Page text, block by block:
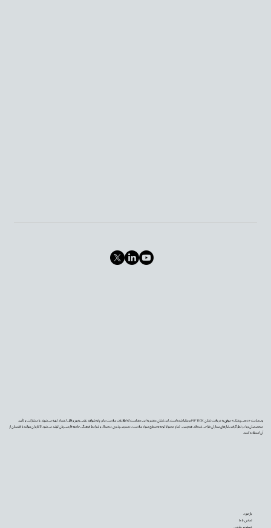
وب‌سایت «دیجی‌پزشک» موفق به دریافت نشان PIF TICK بریتانیا شده است. این نشان معتبر به این معناست که اطلاعات سلامت ما بر پایه شواهد علمی به‌روز و قابل اعتماد تهیه می‌شوند، با مشارکت و تأیید
متخصصان و با در نظر گرفتن نیازهای بیماران طراحی شده‌اند. همچنین، تمام محتوا با توجه به سطح سواد سلامت، دسترس‌پذیری دیجیتال و شرایط فرهنگی جامعه فارسی‌زبان تولید می‌شود تا کاربران بتوانند با اطمینان از
آن استفاده کنند.
بازخورد
تماس با ما